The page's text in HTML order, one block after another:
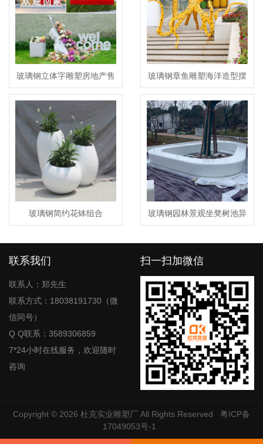
玻璃钢立体字雕塑房地产售
楼处小区摆件
玻璃钢章鱼雕塑海洋造型摆
件
玻璃钢简约花钵组合
玻璃钢园林景观坐凳树池异
形花坛
联系我们
联系人：郑先生
联系方式：18038191730（微
信同号）
Q Q联系：3589306859
7*24小时在线服务，欢迎随时
咨询
扫一扫加微信
Copyright © 2026 杜克实业雕塑厂 All Rights Reserved 粤ICP备
17049053号-1